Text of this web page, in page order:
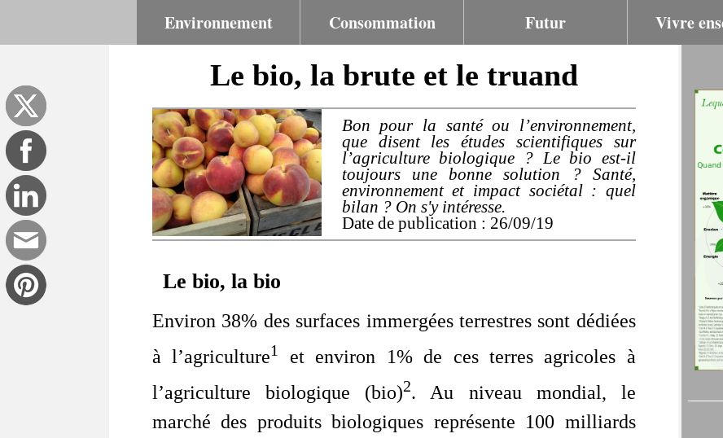
Environnement Consommation Futur Vivre
Le bio, la brute et le truand
Bon pour la santé ou l’environnement,
que disent les études scientifiques sur
l’agriculture biologique ? Le bio est-il
toujours une bonne solution ? Santé,
environnement et impact sociétal : quel
bilan ? On s'y intéresse.
Date de publication : 26/09/19
Le bio, la bio
Environ 38% des surfaces immergées terrestres sont dédiées
à l’agriculture1
et environ 1% de ces terres agricoles à
l’agriculture biologique (bio)2. Au niveau mondial, le
marché des produits biologiques représente 100 milliards